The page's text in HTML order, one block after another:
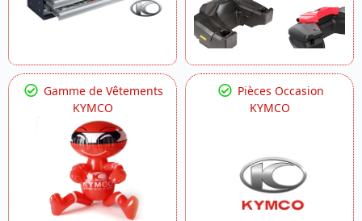
Gamme de Vêtements
KYMCO
Pièces Occasion
KYMCO